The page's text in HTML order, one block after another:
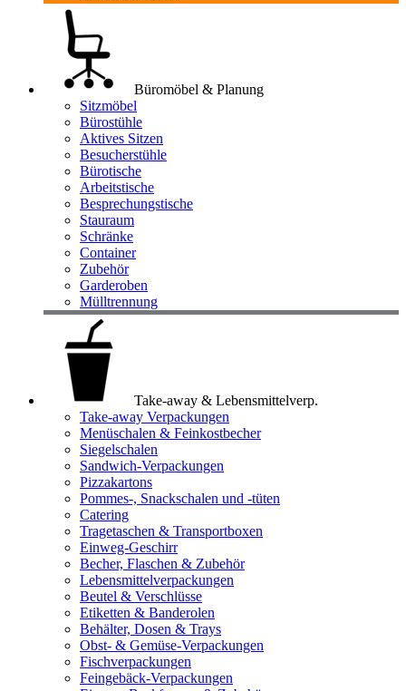
Büromöbel & Planung
Sitzmöbel
Bürostühle
Aktives Sitzen
Besucherstühle
Bürotische
Arbeitstische
Besprechungstische
Stauraum
Schränke
Container
Zubehör
Garderoben
Mülltrennung
Take-away & Lebensmittelverp.
Take-away Verpackungen
Menüschalen & Feinkostbecher
Siegelschalen
Sandwich-Verpackungen
Pizzakartons
Pommes-, Snackschalen und -tüten
Catering
Tragetaschen & Transportboxen
Einweg-Geschirr
Becher, Flaschen & Zubehör
Lebensmittelverpackungen
Beutel & Verschlüsse
Etiketten & Banderolen
Behälter, Dosen & Trays
Obst- & Gemüse-Verpackungen
Fischverpackungen
Feingebäck-Verpackungen